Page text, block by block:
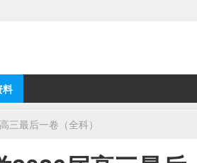
料
三最后一卷（全科）